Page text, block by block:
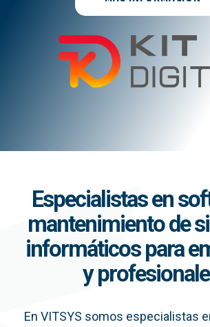
Especialistas en
mantenimiento de
informáticos para
y
En VITSYS somos especialistas